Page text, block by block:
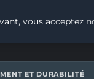
ET DURABILITÉ
vous acceptez